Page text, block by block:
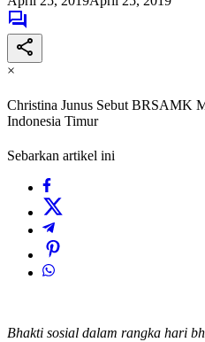
×
Christina Junus Sebut BRSAMK
Indonesia Timur
Sebarkan artikel ini
Bhakti sosial dalam rangka hari